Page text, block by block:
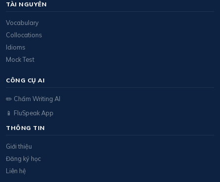
TÀI NGUYÊN
Vocabulary
Collocations
Idioms
Mock Test
CÔNG CỤ AI
✏️ Chấm Writing AI
📱 FluSpeak App
THÔNG TIN
Giới thiệu
Đăng ký học
Liên hệ